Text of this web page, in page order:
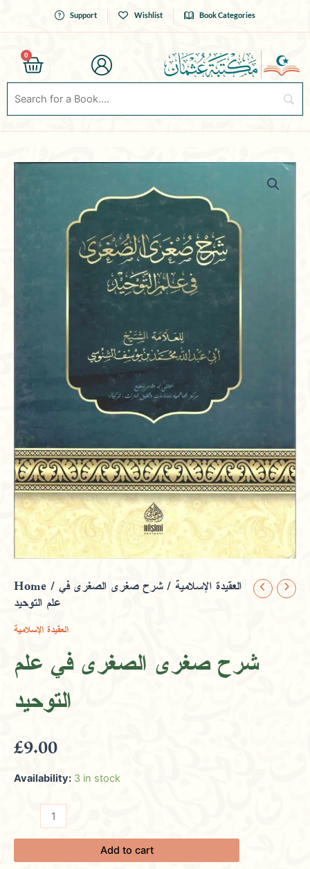
Support Wishlist Book Categories
0
Cart
Home / العقيدة الإسلامية / شرح صغرى الصغري في
علم التوحيد
العقيدة الإسلامية
شرح صغرى الصغري في علم
التوحيد
£9.00
Availability: 3 in stock
شرح
صغرى
في
علم
التوحيد
Add to cart